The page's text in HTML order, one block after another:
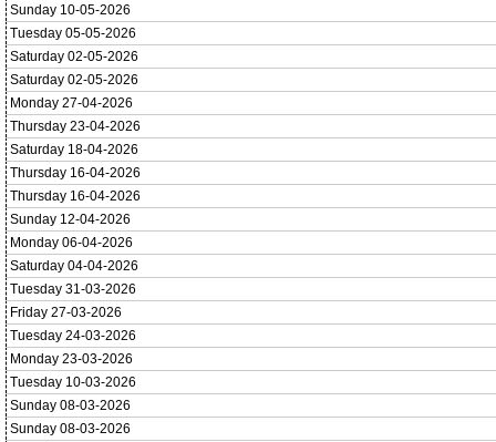
Sunday 10-05-2026
Tuesday 05-05-2026
Saturday 02-05-2026
Saturday 02-05-2026
Monday 27-04-2026
Thursday 23-04-2026
Saturday 18-04-2026
Thursday 16-04-2026
Thursday 16-04-2026
Sunday 12-04-2026
Monday 06-04-2026
Saturday 04-04-2026
Tuesday 31-03-2026
Friday 27-03-2026
Tuesday 24-03-2026
Monday 23-03-2026
Tuesday 10-03-2026
Sunday 08-03-2026
Sunday 08-03-2026